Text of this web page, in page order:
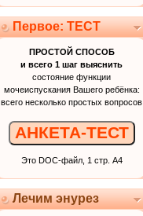
Первое: ТЕСТ
ПРОСТОЙ СПОСОБ
и всего 1 шаг выяснить
состояние функции
мочеиспускания Вашего ребёнка:
всего несколько простых вопросов
АНКЕТА-ТЕСТ
Это DOC-файл, 1 стр. А4
Лечим энурез